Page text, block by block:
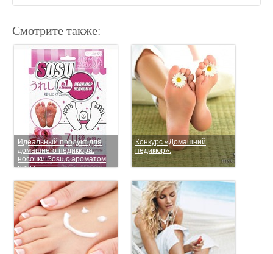
Смотрите также:
Идеальный продукт для
домашнего педикюра:
носочки Sosu с ароматом
розы
Конкурс «Домашний
педикюр».